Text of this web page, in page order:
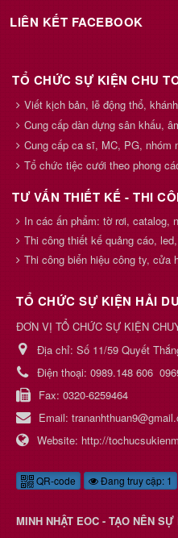
LIÊN KẾT FACEBOOK
TỔ CHỨC SỰ KIỆN CHU
Viết kịch bản, lễ động thổ,
Cung cấp dàn dựng sân khấu,
Cung cấp ca sĩ, MC, PG, nhóm
Tổ chức tiệc cưới theo phong
TƯ VẤN THIẾT KẾ - THI
In các ấn phẩm: tờ rơi, catalog,
Thi công thiết kế quảng cáo,
Thi công biển hiệu công ty, cửa
TỔ CHỨC SỰ KIỆN HẢI
ĐƠN VỊ TỔ CHỨC SỰ KIỆN
Địa chỉ: Số 11/59 Quyết
Điện thoại: 0989.148 606
Fax: 0320-6259464
Email:
Website: http://
QR-code Đang truy cập: 1
MINH NHẬT EOC - TẠO NÊN